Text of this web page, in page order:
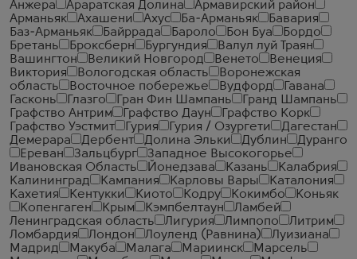
Анжера
Араратская Долина
Армавирский район
Арманьяк
Ахашени Ахус Ба-Арманьяк
Бавария
Баз-Арманьяк
Байррада Бароло Бон Буа
Бордо
Бретань
Броксберн Бургундия
Валул луй Траян
Вашингтон
Великий Новгород Венето
Венеция
Виктория
Вологодская область
Воронежская
область
Восточное побережье Вудфорд
Гавана
Гасконь
Глазго Гран Фин Шампань
Гранд Шампань
Графство Антрим
Графство Даун
Графство Корк
Графство Уэстмит
Гурия Гурия / Озургети
Дагестан
Демерара
Дербент Долина Эльки Дублин
Дуранго
Ереван
Зальцбург
Западное Высокогорье
Ивановская Область
Йонедзава Казань
Калабрия
Калининград
Кампания Карловы Вары
Каталония
Кахетия
Кентукки Киото Кодру Кокимбо
Коньяк
Копенгаген
Крым Кэмпбелтаун
Ламбей
Ленинградская область
Лигурия Лимпопо
Литрим
Ломбардия
Лондон Лоуленд (Равнина)
Луизиана
Мадрид
Макуба Малага Мариинск
Марсель